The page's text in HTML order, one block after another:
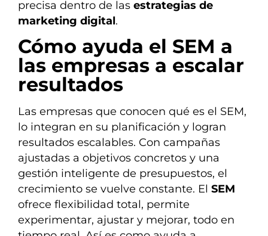
precisa dentro de las estrategias de
marketing digital.
Cómo ayuda el SEM a
las empresas a escalar
resultados
Las empresas que conocen qué es el SEM,
lo integran en su planificación y logran
resultados escalables. Con campañas
ajustadas a objetivos concretos y una
gestión inteligente de presupuestos, el
crecimiento se vuelve constante. El SEM
ofrece flexibilidad total, permite
experimentar, ajustar y mejorar, todo en